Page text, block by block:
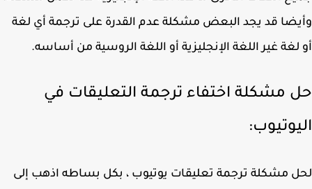
قد يجد البعض مشكلة عدم القدرة على ترجمة أي لغة
غير اللغة الإنجليزية أو اللغة الروسية من أساسه.
مشكلة اختفاء ترجمة التعليقات في
مشكلة ترجمة تعليقات يوتيوب ، بكل بساطه اذهب إلى